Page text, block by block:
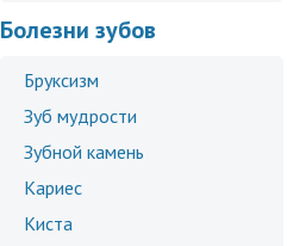
Болезни зубов
Бруксизм
Зуб мудрости
Зубной камень
Кариес
Киста